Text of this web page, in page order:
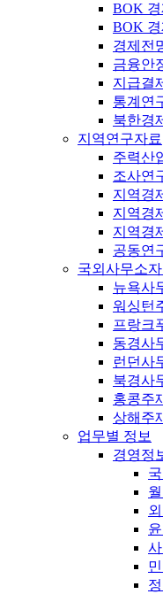
BOK
BOK
경제전
금융안
지급결
통계연
북한경
지역연구자료
주력산
조사연
지역경
지역경
지역경
공동연
국외사무소
뉴욕사
워싱턴
프랑크
동경사
런던사
북경사
홍콩주
상해주
업무별 정보
경영정